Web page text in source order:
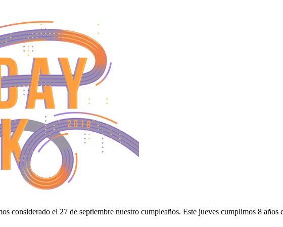
considerado el 27 de septiembre nuestro cumpleaños. Este jueves cumplimos 8 años